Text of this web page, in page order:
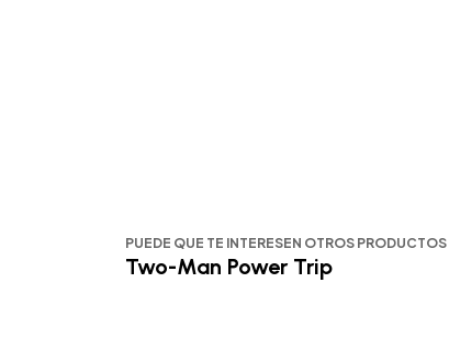
PUEDE QUE TE INTERESEN OTROS PRODUCTOS
Two-Man Power Trip